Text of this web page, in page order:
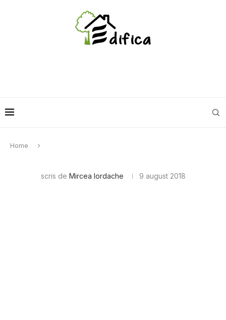
Home
scris de Mircea Iordache 9 august 2018